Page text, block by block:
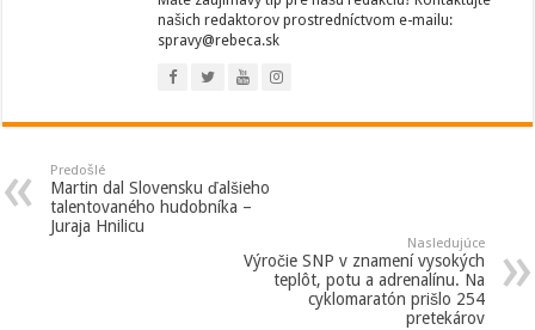
našich redaktorov prostredníctvom e-mailu:
spravy@rebeca.sk
Predošlé
Martin dal Slovensku ďalšieho
talentovaného hudobníka –
Juraja Hnilicu
Nasledujúce
Výročie SNP v znamení vysokých
teplôt, potu a adrenalínu. Na
cyklomaratón prišlo 254
pretekárov